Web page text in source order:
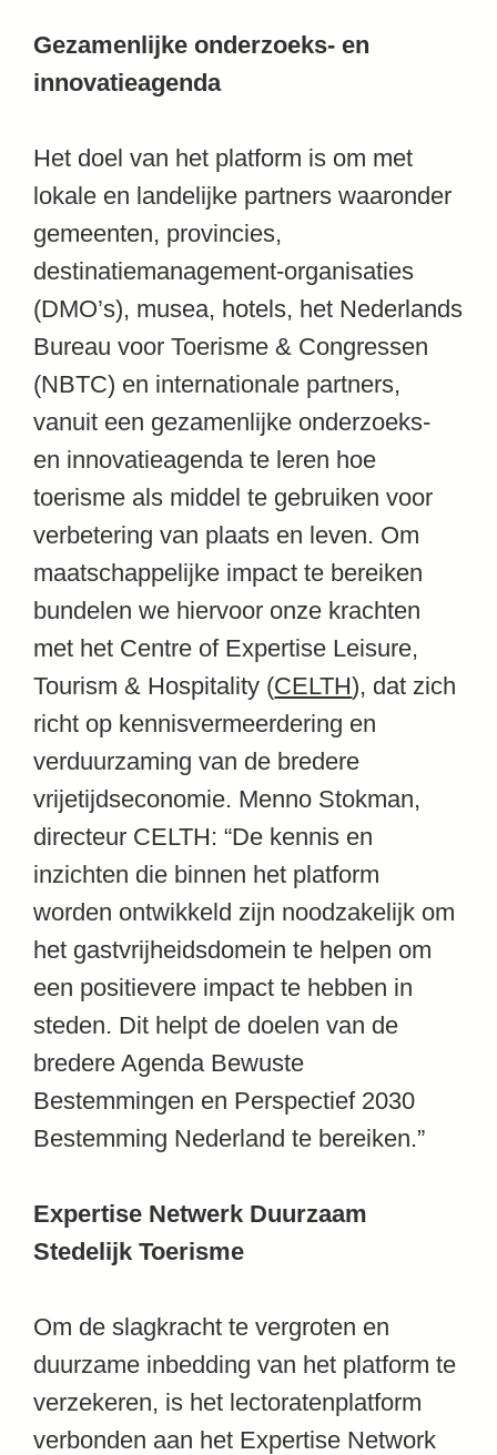
Gezamenlijke onderzoeks- en
innovatieagenda
Het doel van het platform is om met
lokale en landelijke partners waaronder
gemeenten, provincies,
destinatiemanagement-organisaties
(DMO’s), musea, hotels, het Nederlands
Bureau voor Toerisme & Congressen
(NBTC) en internationale partners,
vanuit een gezamenlijke onderzoeks-
en innovatieagenda te leren hoe
toerisme als middel te gebruiken voor
verbetering van plaats en leven. Om
maatschappelijke impact te bereiken
bundelen we hiervoor onze krachten
met het Centre of Expertise Leisure,
Tourism & Hospitality (CELTH), dat zich
richt op kennisvermeerdering en
verduurzaming van de bredere
vrijetijdseconomie. Menno Stokman,
directeur CELTH: “De kennis en
inzichten die binnen het platform
worden ontwikkeld zijn noodzakelijk om
het gastvrijheidsdomein te helpen om
een positievere impact te hebben in
steden. Dit helpt de doelen van de
bredere Agenda Bewuste
Bestemmingen en Perspectief 2030
Bestemming Nederland te bereiken.”
Expertise Netwerk Duurzaam
Stedelijk Toerisme
Om de slagkracht te vergroten en
duurzame inbedding van het platform te
verzekeren, is het lectoratenplatform
verbonden aan het Expertise Network